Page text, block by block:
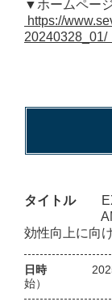
▼ホームペー
https://
20240328_01/
タイトル
AMLカン
効性向上に向
日時 2025年8
始）